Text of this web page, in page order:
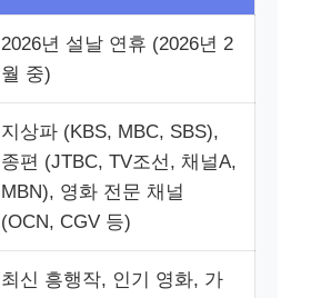
2026년 설날 연휴 (2026년 2
월 중)
지상파 (KBS, MBC, SBS),
종편 (JTBC, TV조선, 채널A,
MBN), 영화 전문 채널
(OCN, CGV 등)
최신 흥행작, 인기 영화, 가